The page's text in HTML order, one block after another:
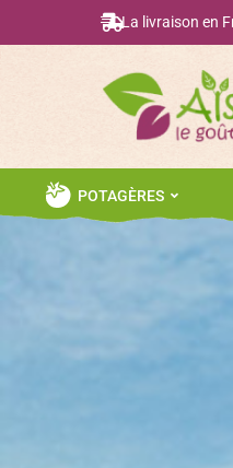
La livraison en
POTAGÈRES